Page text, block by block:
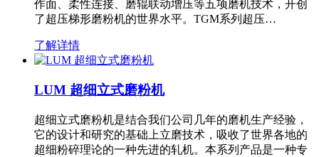
作面、柔性连接、磨辊联动增压等五项磨机技术，开创
了超压梯形磨粉机的世界水平。TGM系列超压…
了解详情
LUM 超细立式磨粉机
超细立式磨粉机是结合我们公司几年的磨机生产经验，
它的设计和研究的基础上立磨技术，吸收了世界各地的
超细粉碎理论的一种先进的轧机。本系列产品是一种专